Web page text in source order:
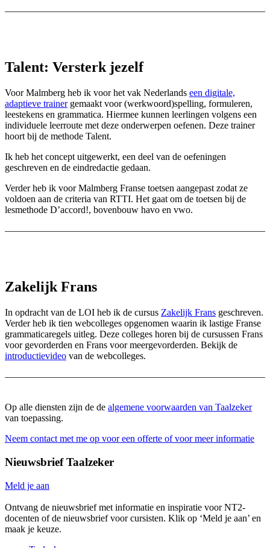
Talent: Versterk jezelf
Voor Malmberg heb ik voor het vak Nederlands een digitale,
adaptieve trainergemaakt voor (werkwoord)spelling, formuleren,
leestekens en grammatica. Hiermee kunnen leerlingen volgens een
individuele leerroute met deze onderwerpen oefenen. Deze trainer
hoort bij de methode Talent.
Ik heb het concept uitgewerkt, een deel van de oefeningen
geschreven en de eindredactie gedaan.
Verder heb ik voor Malmberg Franse toetsen aangepast zodat ze
voldoen aan de criteria van RTTI. Het gaat om de toetsen bij de
lesmethode D’accord!, bovenbouw havo en vwo.
Zakelijk Frans
In opdracht van de LOI heb ik de cursus Zakelijk Frans geschreven.
Verder heb ik tien webcolleges opgenomen waarin ik lastige Franse
grammaticaregels uitleg. Deze colleges horen bij de cursussen Frans
voor gevorderden en Frans voor meergevorderden. Bekijk de
introductievideo van de webcolleges.
Op alle diensten zijn de de algemene voorwaarden van Taalzeker
van toepassing.
Neem contact met me op voor een offerte of voor meer informatie
Nieuwsbrief Taalzeker
Meld je aan
Ontvang de nieuwsbrief met informatie en inspiratie voor NT2-
docenten of de nieuwsbrief voor cursisten. Klik op ‘Meld je aan’ en
maak je keuze.